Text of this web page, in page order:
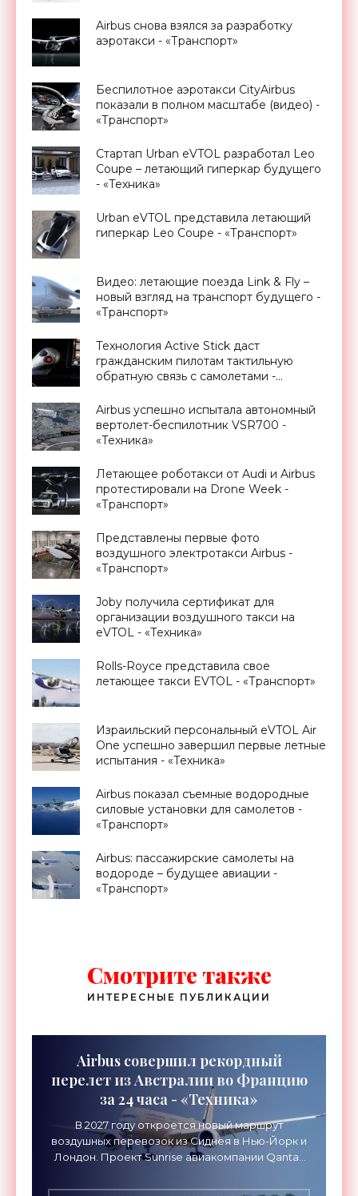
Airbus снова взялся за разработку
аэротакси - «Транспорт»
Беспилотное аэротакси CityAirbus
показали в полном масштабе (видео) -
«Транспорт»
Стартап Urban eVTOL разработал Leo
Coupe – летающий гиперкар будущего
- «Техника»
Urban eVTOL представила летающий
гиперкар Leo Coupe - «Транспорт»
Видео: летающие поезда Link & Fly –
новый взгляд на транспорт будущего -
«Транспорт»
Технология Active Stick даст
гражданским пилотам тактильную
обратную связь с самолетами -
Airbus успешно испытала автономный
вертолет-беспилотник VSR700 -
«Техника»
Летающее роботакси от Audi и Airbus
протестировали на Drone Week -
«Транспорт»
Представлены первые фото
воздушного электротакси Airbus -
«Транспорт»
Joby получила сертификат для
организации воздушного такси на
eVTOL - «Техника»
Rolls-Royce представила свое
летающее такси EVTOL - «Транспорт»
Израильский персональный eVTOL Air
One успешно завершил первые летные
испытания - «Техника»
Airbus показал съемные водородные
силовые установки для самолетов -
«Транспорт»
Airbus: пассажирские самолеты на
водороде – будущее авиации -
«Транспорт»
Смотрите также
ИНТЕРЕСНЫЕ ПУБЛИКАЦИИ
Airbus совершил рекордный
перелет из Австралии во Францию
за 24 часа - «Техника»
В 2027 году откроется новый маршрут
воздушных перевозок из Сиднея в Нью-Йорк и
Лондон. Проект Sunrise авиакомпании Qantas
длительностью до 24